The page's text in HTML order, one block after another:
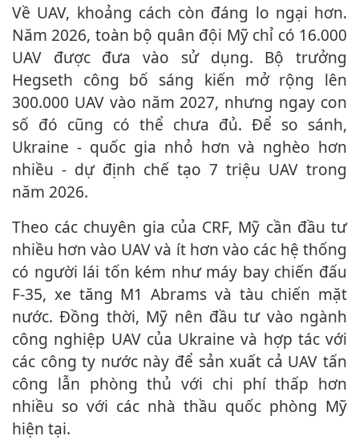
Về UAV, khoảng cách còn đáng lo ngại hơn.
Năm 2026, toàn bộ quân đội Mỹ chỉ có 16.000
UAV được đưa vào sử dụng. Bộ trưởng
Hegseth công bố sáng kiến mở rộng lên
300.000 UAV vào năm 2027, nhưng ngay con
số đó cũng có thể chưa đủ. Để so sánh,
Ukraine - quốc gia nhỏ hơn và nghèo hơn
nhiều - dự định chế tạo 7 triệu UAV trong
năm 2026.
Theo các chuyên gia của CRF, Mỹ cần đầu tư
nhiều hơn vào UAV và ít hơn vào các hệ thống
có người lái tốn kém như máy bay chiến đấu
F-35, xe tăng M1 Abrams và tàu chiến mặt
nước. Đồng thời, Mỹ nên đầu tư vào ngành
công nghiệp UAV của Ukraine và hợp tác với
các công ty nước này để sản xuất cả UAV tấn
công lẫn phòng thủ với chi phí thấp hơn
nhiều so với các nhà thầu quốc phòng Mỹ
hiện tại.